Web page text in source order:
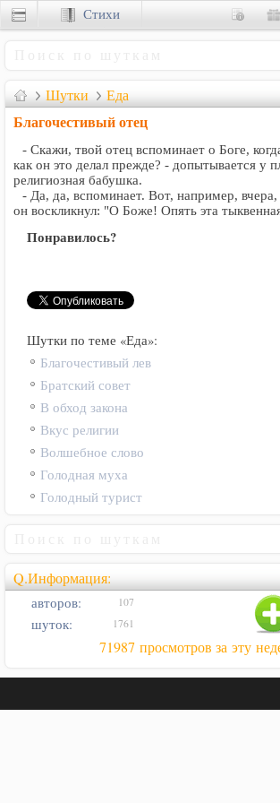
Шутки Еда
Благочестивый отец
- Скажи, твой отец вспоминает о Боге,
как он это делал прежде? - допытывается у
религиозная бабушка.
- Да, да, вспоминает. Вот, например, вчера,
он воскликнул: "О Боже! Опять эта
Понравилось?
Шутки по теме «Еда»:
Благочестивый лев
Братский совет
В обход закона
Вкус религии
Волшебное слово
Голодная муха
Голодный турист
Q.Информация:
авторов: 107
шуток: 1761
71987 просмотров за эту
Стихи